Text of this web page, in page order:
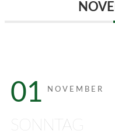
01 NOVEMBER
SONNTAG